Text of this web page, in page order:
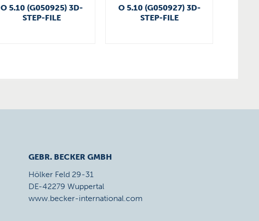
O 5.10 (G050925) 3D-
STEP-FILE
O 5.10 (G050927) 3D-
STEP-FILE
GEBR. BECKER GMBH
Hölker Feld 29-31
DE-42279 Wuppertal
www.becker-international.com